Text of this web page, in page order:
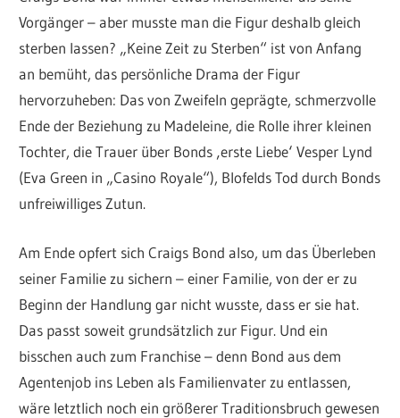
Vorgänger – aber musste man die Figur deshalb gleich
sterben lassen? „Keine Zeit zu Sterben“ ist von Anfang
an bemüht, das persönliche Drama der Figur
hervorzuheben: Das von Zweifeln geprägte, schmerzvolle
Ende der Beziehung zu Madeleine, die Rolle ihrer kleinen
Tochter, die Trauer über Bonds ‚erste Liebe‘ Vesper Lynd
(Eva Green in „Casino Royale“), Blofelds Tod durch Bonds
unfreiwilliges Zutun.
Am Ende opfert sich Craigs Bond also, um das Überleben
seiner Familie zu sichern – einer Familie, von der er zu
Beginn der Handlung gar nicht wusste, dass er sie hat.
Das passt soweit grundsätzlich zur Figur. Und ein
bisschen auch zum Franchise – denn Bond aus dem
Agentenjob ins Leben als Familienvater zu entlassen,
wäre letztlich noch ein größerer Traditionsbruch gewesen